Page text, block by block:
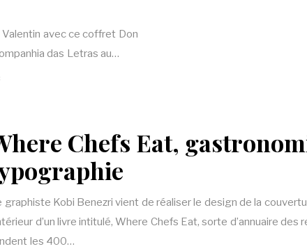
Valentin avec ce coffret Don
das Letras au…
Chefs Eat,
graphiste Kobi Benezri vient de réaliser le design de la
d’un livre intitulé, Where Chefs Eat, sorte d’annuaire des
les 400…